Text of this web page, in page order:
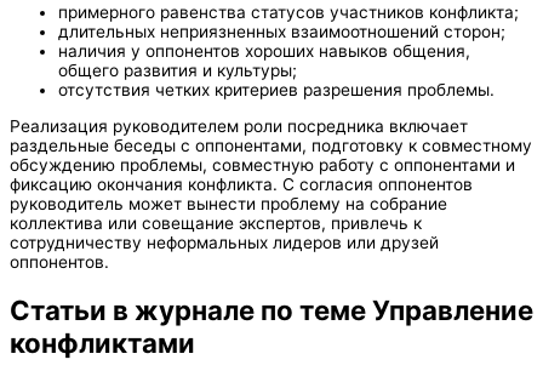
примерного равенства статусов участников конфликта;
длительных неприязненных взаимоотношений сторон;
наличия у оппонентов хороших навыков общения,
общего развития и культуры;
отсутствия четких критериев разрешения проблемы.
Реализация руководителем роли посредника включает
раздельные беседы с оппонентами, подготовку к совместному
обсуждению проблемы, совместную работу с оппонентами и
фиксацию окончания конфликта. С согласия оппонентов
руководитель может вынести проблему на собрание
коллектива или совещание экспертов, привлечь к
сотрудничеству неформальных лидеров или друзей
оппонентов.
Статьи в журнале по теме Управление
конфликтами